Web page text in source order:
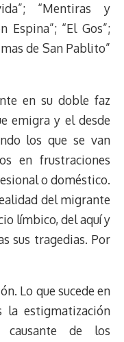
“Mentiras y
Espina”; “El Gos”;
de San Pablito”
en su doble faz
emigra y el desde
los que se van
en frustraciones
o doméstico.
del migrante
límbico, del aquí y
sus tragedias. Por
Lo que sucede en
la estigmatización
de los